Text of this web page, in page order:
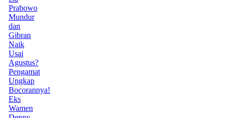
Prabowo
Mundur
dan
Gibran
Naik
Usai
Agustus?
Pengamat
Ungkap
Bocorannya!
Eks
Wamen